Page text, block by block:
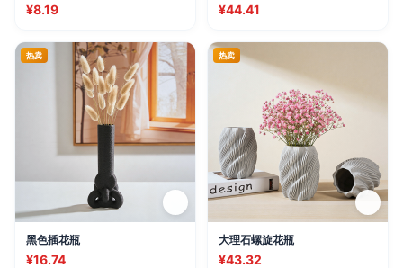
¥8.19 ¥44.41
热卖
黑色插花瓶
¥16.74
热卖
大理石螺旋花瓶
¥43.32